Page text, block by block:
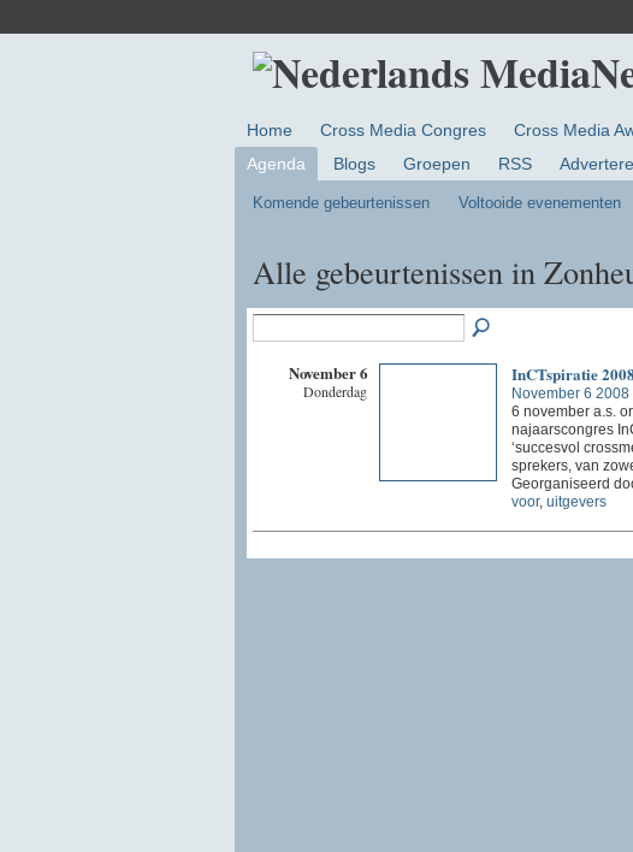
Home Cross Media Congres Cross Media
Agenda
Blogs Groepen RSS
Komende gebeurtenissen Voltooide evenementen
Alle gebeurtenissen in
November 6
Donderdag
InCTspiratie 2008
November 6 2008
6 november a.s.
najaarscongres
‘succesvol
sprekers, van
Georganiseerd
voor, uitgevers